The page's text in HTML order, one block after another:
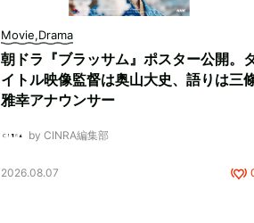
Movie,Drama
朝ドラ『ブラッサム』ポスター公開。
イトル映像監督は奥山大史、語りは三
雅幸アナウンサー
by CINRA編集部
2026.08.07